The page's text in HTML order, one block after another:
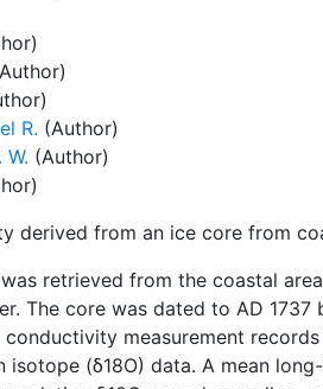
R. (Author)
(Author)
derived from an ice core from
retrieved from the coastal
The core was dated to AD
measurement
isotope (δ18O) data. A mean